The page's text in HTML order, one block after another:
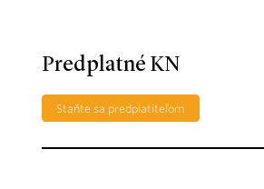
Predplatné KN
Staňte sa predplatiteľom